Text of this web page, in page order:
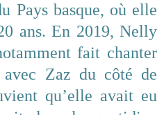
Pays basque, où elle
ans. En 2019, Nelly
fait chanter
avec Zaz du côté de
qu’elle avait eu